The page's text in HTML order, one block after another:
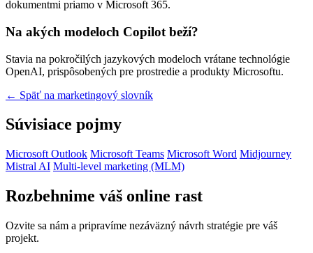
dokumentmi priamo v Microsoft 365.
Na akých modeloch Copilot beží?
Stavia na pokročilých jazykových modeloch vrátane technológie
OpenAI, prispôsobených pre prostredie a produkty Microsoftu.
← Späť na marketingový slovník
Súvisiace pojmy
Microsoft Outlook Microsoft Teams Microsoft Word Midjourney
Mistral AI Multi-level marketing (MLM)
Rozbehnime váš online rast
Ozvite sa nám a pripravíme nezáväzný návrh stratégie pre váš
projekt.